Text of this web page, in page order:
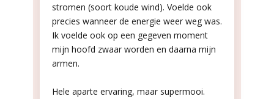
stromen (soort koude wind). Voelde ook
precies wanneer de energie weer weg was.
Ik voelde ook op een gegeven moment
mijn hoofd zwaar worden en daarna mijn
armen.
Hele aparte ervaring, maar supermooi.